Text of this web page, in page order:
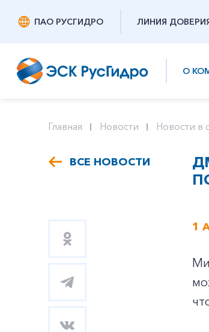
ПАО РУСГИДРО ЛИНИЯ
О
Главная Новости Новости в
ВСЕ НОВОСТИ
1